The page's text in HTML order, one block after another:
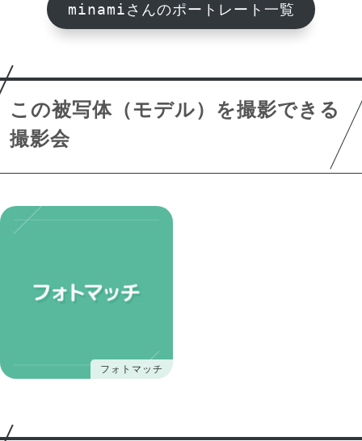
minamiさんのポートレート一覧
この被写体（モデル）を撮影できる
撮影会
フォトマッチ